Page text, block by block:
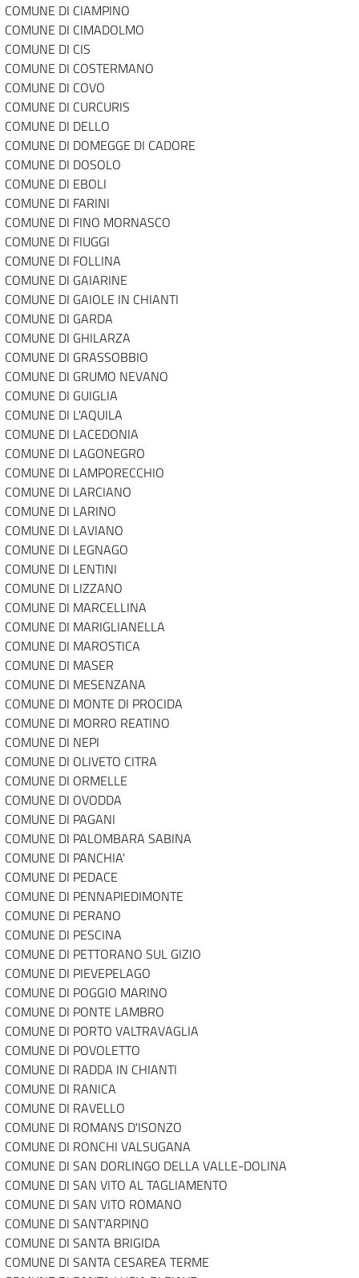
COMUNE DI CIAMPINO
COMUNE DI CIMADOLMO
COMUNE DI CIS
COMUNE DI COSTERMANO
COMUNE DI COVO
COMUNE DI CURCURIS
COMUNE DI DELLO
COMUNE DI DOMEGGE DI CADORE
COMUNE DI DOSOLO
COMUNE DI EBOLI
COMUNE DI FARINI
COMUNE DI FINO MORNASCO
COMUNE DI FIUGGI
COMUNE DI FOLLINA
COMUNE DI GAIARINE
COMUNE DI GAIOLE IN CHIANTI
COMUNE DI GARDA
COMUNE DI GHILARZA
COMUNE DI GRASSOBBIO
COMUNE DI GRUMO NEVANO
COMUNE DI GUIGLIA
COMUNE DI L'AQUILA
COMUNE DI LACEDONIA
COMUNE DI LAGONEGRO
COMUNE DI LAMPORECCHIO
COMUNE DI LARCIANO
COMUNE DI LARINO
COMUNE DI LAVIANO
COMUNE DI LEGNAGO
COMUNE DI LENTINI
COMUNE DI LIZZANO
COMUNE DI MARCELLINA
COMUNE DI MARIGLIANELLA
COMUNE DI MAROSTICA
COMUNE DI MASER
COMUNE DI MESENZANA
COMUNE DI MONTE DI PROCIDA
COMUNE DI MORRO REATINO
COMUNE DI NEPI
COMUNE DI OLIVETO CITRA
COMUNE DI ORMELLE
COMUNE DI OVODDA
COMUNE DI PAGANI
COMUNE DI PALOMBARA SABINA
COMUNE DI PANCHIA'
COMUNE DI PEDACE
COMUNE DI PENNAPIEDIMONTE
COMUNE DI PERANO
COMUNE DI PESCINA
COMUNE DI PETTORANO SUL GIZIO
COMUNE DI PIEVEPELAGO
COMUNE DI POGGIO MARINO
COMUNE DI PONTE LAMBRO
COMUNE DI PORTO VALTRAVAGLIA
COMUNE DI POVOLETTO
COMUNE DI RADDA IN CHIANTI
COMUNE DI RANICA
COMUNE DI RAVELLO
COMUNE DI ROMANS D'ISONZO
COMUNE DI RONCHI VALSUGANA
COMUNE DI SAN DORLINGO DELLA VALLE-DOLINA
COMUNE DI SAN VITO AL TAGLIAMENTO
COMUNE DI SAN VITO ROMANO
COMUNE DI SANT'ARPINO
COMUNE DI SANTA BRIGIDA
COMUNE DI SANTA CESAREA TERME